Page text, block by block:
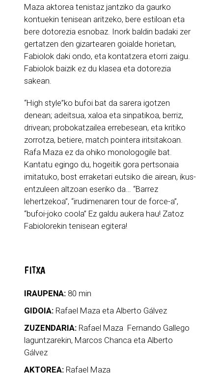
Maza aktorea tenistaz jantziko da gaurko
kontuekin tenisean aritzeko, bere estiloan eta
bere dotorezia esnobaz. Inork baldin badaki zer
gertatzen den gizartearen goialde horietan,
Fabiolok daki ondo, eta kontatzera etorri zaigu.
Fabiolok baizik ez du klasea eta dotorezia
sakean.
“High style”ko bufoi bat da sarera igotzen
denean; adeitsua, xaloa eta sinpatikoa, berriz,
drivean; probokatzailea errebesean, eta kritiko
zorrotza, betiere, match pointera iritsitakoan.
Rafa Maza ez da ohiko monologogile bat.
Kantatu egingo du, hogeitik gora pertsonaia
imitatuko, bost erraketari eutsiko die airean, ikus-
entzuleen altzoan eseriko da… “Barrez
lehertzekoa”, “irudimenaren tour de force-a”,
“bufoi-joko coola” Ez galdu aukera hau! Zatoz
Fabiolorekin tenisean egitera!
FITXA
IRAUPENA: 80 min
GIDOIA: Rafael Maza eta Alberto Gálvez
ZUZENDARIA: Rafael Maza Fernando Gallego
laguntzarekin, Marcos Chanca eta Alberto
Gálvez
AKTOREA: Rafael Maza